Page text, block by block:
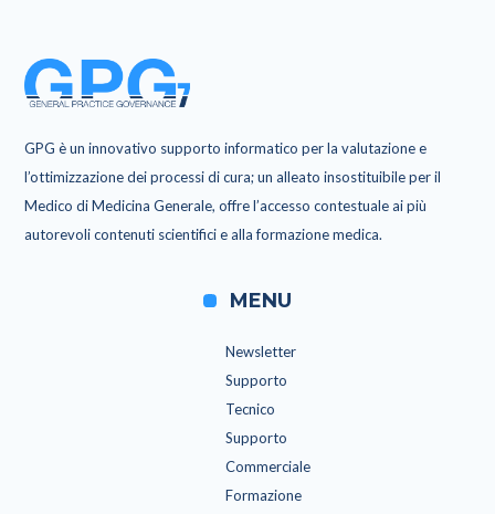
GPG è un innovativo supporto informatico per la valutazione e
l’ottimizzazione dei processi di cura; un alleato insostituibile per il
Medico di Medicina Generale, offre l’accesso contestuale ai più
autorevoli contenuti scientifici e alla formazione medica.
MENU
Newsletter
Supporto
Tecnico
Supporto
Commerciale
Formazione